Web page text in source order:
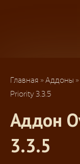
Главная »Аддоны »
Priority 3.3.5
Аддон Ovale Spell Priority
3.3.5